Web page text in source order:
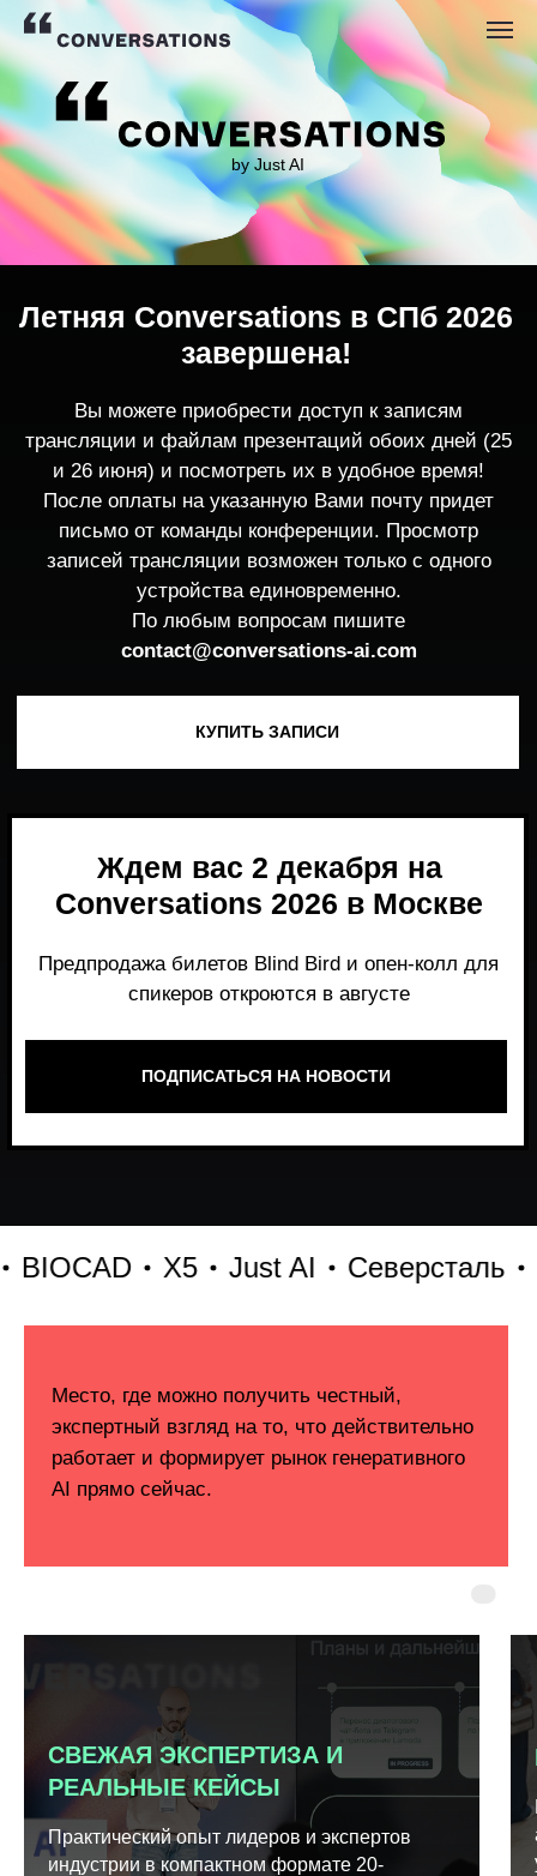
by Just AI
трансляции и файлам презентаций обоих дней (25
После оплаты на указанную Вами почту придет
записей трансляции возможен только с одного
устройства единовременно.
По любым вопросам пишите
contact@conversations-ai.co m
Летняя Conversations в СПб 2026
завершена!
Ждем вас 2 декабря на
Conversations 2026 в Москве
ПОДПИСАТЬСЯ НА НОВОСТИ
X5 Just AI Северсталь
Место, где можно получить честный,
работает и формирует рынок генеративного
СВЕЖАЯ ЭКСПЕРТИЗА И
РЕАЛЬНЫЕ КЕЙСЫ
Практический опыт лидеров и экспертов
индустрии в компактном формате 20-